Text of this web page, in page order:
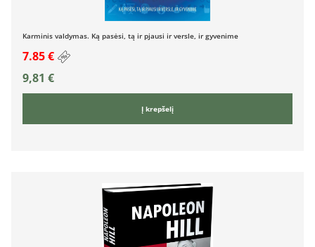
Karminis valdymas. Ką pasėsi, tą ir pjausi ir versle, ir gyvenime
7.85 €
9,81 €
Į krepšelį